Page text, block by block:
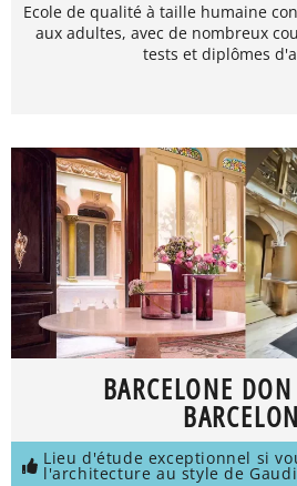
Ecole de qualité à taille humaine
aux adultes, avec de nombreux
tests et diplômes
BARCELONE
Lieu d'étude exceptionnel si
l'architecture au style de Gaudi